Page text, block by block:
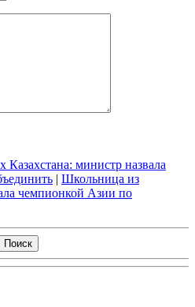
Казахстана: министр назвала
| Школьница из
чемпионкой Азии по